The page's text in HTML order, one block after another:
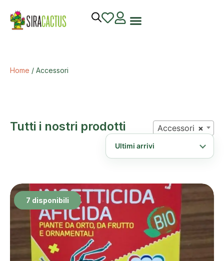
Home / Accessori
Tutti i nostri prodotti ×
Accessori
7 disponibili